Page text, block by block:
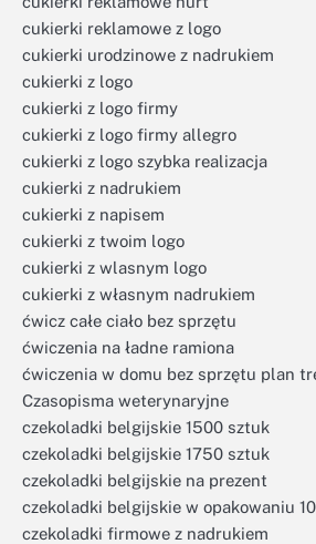
cukierki reklamowe z logo
cukierki urodzinowe z nadrukiem
cukierki z logo
cukierki z logo firmy
cukierki z logo firmy allegro
cukierki z logo szybka realizacja
cukierki z nadrukiem
cukierki z napisem
cukierki z twoim logo
cukierki z wlasnym logo
cukierki z własnym nadrukiem
ćwicz całe ciało bez sprzętu
ćwiczenia na ładne ramiona
ćwiczenia w domu bez sprzętu plan
Czasopisma weterynaryjne
czekoladki belgijskie 1500 sztuk
czekoladki belgijskie 1750 sztuk
czekoladki belgijskie na prezent
czekoladki belgijskie w opakowaniu
czekoladki firmowe z nadrukiem